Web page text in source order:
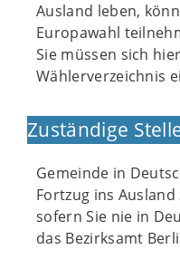
Ausland leben,
Europawahl
Sie müssen sich
Wählerverzeichnis
Zuständige
Gemeinde in
Fortzug ins
sofern Sie nie in
das Bezirksamt